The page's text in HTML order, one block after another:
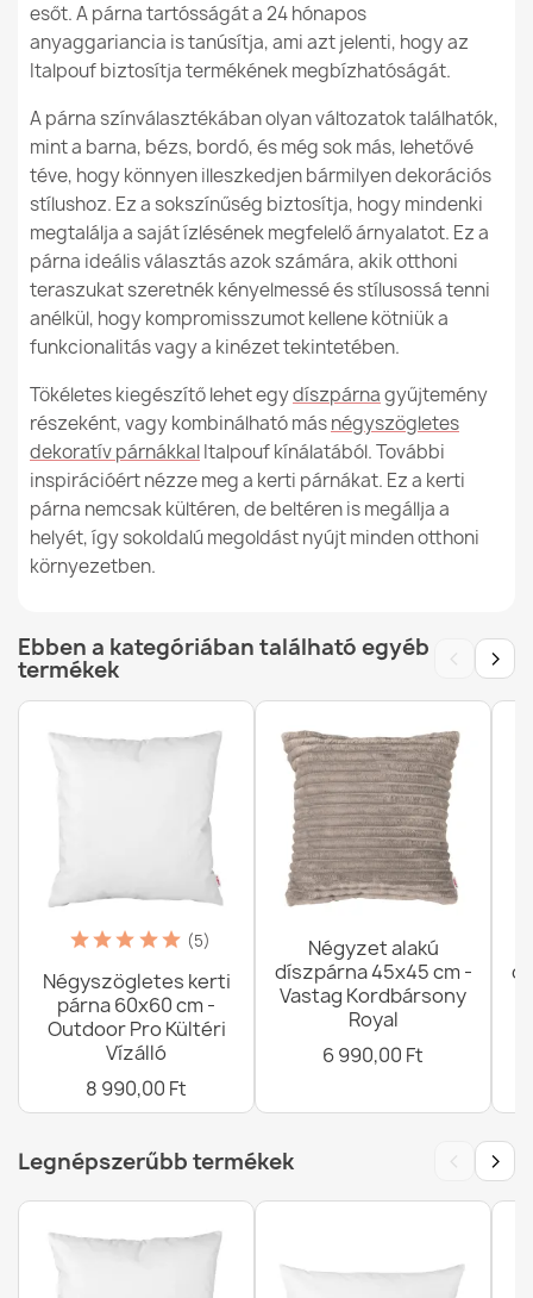
esőt. A párna tartósságát a 24 hónapos
anyaggariancia is tanúsítja, ami azt jelenti, hogy az
Italpouf biztosítja termékének megbízhatóságát.
A párna színválasztékában olyan változatok találhatók,
mint a barna, bézs, bordó, és még sok más, lehetővé
téve, hogy könnyen illeszkedjen bármilyen dekorációs
stílushoz. Ez a sokszínűség biztosítja, hogy mindenki
megtalálja a saját ízlésének megfelelő árnyalatot. Ez a
párna ideális választás azok számára, akik otthoni
teraszukat szeretnék kényelmessé és stílusossá tenni
anélkül, hogy kompromisszumot kellene kötniük a
funkcionalitás vagy a kinézet tekintetében.
Tökéletes kiegészítő lehet egydíszpárnagyűjtemény
részeként, vagy kombinálható másnégyszögletes
dekoratív párnákkalItalpouf kínálatából. További
inspirációért nézze meg a kerti párnákat. Ez a kerti
párna nemcsak kültéren, de beltéren is megállja a
helyét, így sokoldalú megoldást nyújt minden otthoni
környezetben.
Ebben a kategóriában található egyéb
termékek ‹ ›
(5)
Négyszögletes kerti
párna 60x60 cm -
Outdoor Pro Kültéri
Vízálló
8 990,00 Ft
Négyzet alakú
díszpárna 45x45 cm -
Vastag Kordbársony
Royal
6 990,00 Ft
Legnépszerűbb termékek ‹ ›